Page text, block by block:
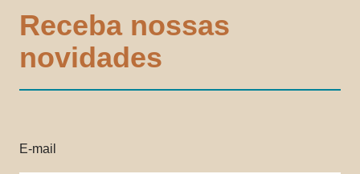
Receba nossas
novidades
E-mail